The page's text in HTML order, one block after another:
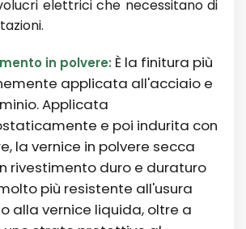
elettrici che necessitano di
in polvere: È la finitura più
applicata all'acciaio e
Applicata
e poi indurita con
la vernice in polvere secca
rivestimento duro e duraturo
più resistente all'usura
alla vernice liquida, oltre a